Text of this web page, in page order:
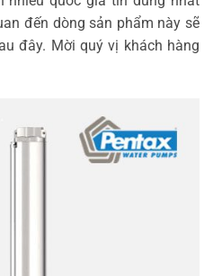
đến dòng sản phẩm này sẽ
đây. Mời quý vị khách hàng